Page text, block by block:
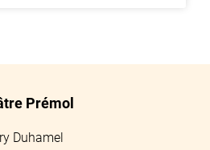
Prémol
Duhamel